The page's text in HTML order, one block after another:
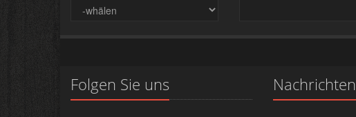
Folgen Sie uns Nachrichten